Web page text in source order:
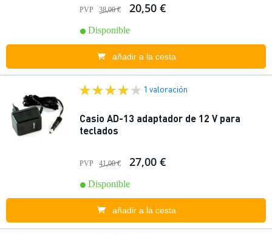
PVP 38,00 € 20,50 €
Disponible
añadir a la cesta
1 valoración
Casio AD-13 adaptador de 12 V para
teclados
PVP 41,00 € 27,00 €
Disponible
añadir a la cesta